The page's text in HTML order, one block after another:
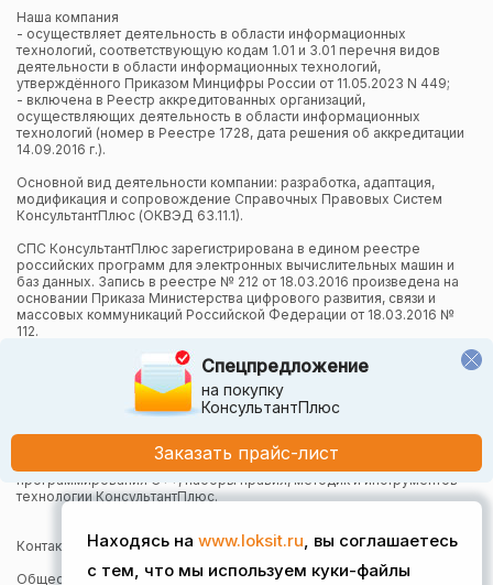
Находясь на www.loksit.ru, вы соглашаетесь
с тем, что мы используем куки-файлы
Наша компания
- осуществляет деятельность в области информационных
технологий, соответствующую кодам 1.01 и 3.01 перечня видов
деятельности в области информационных технологий,
утверждённого Приказом Минцифры России от 11.05.2023 N 449;
- включена в Реестр аккредитованных организаций,
осуществляющих деятельность в области информационных
технологий (номер в Реестре 1728, дата решения об аккредитации
14.09.2016 г.).
Основной вид деятельности компании: разработка, адаптация,
модификация и сопровождение Справочных Правовых Систем
КонсультантПлюс (ОКВЭД 63.11.1).
СПС КонсультантПлюс зарегистрирована в едином реестре
российских программ для электронных вычислительных машин и
баз данных. Запись в реестре № 212 от 18.03.2016 произведена на
основании Приказа Министерства цифрового развития, связи и
массовых коммуникаций Российской Федерации от 18.03.2016 №
112.
Компания осуществляет также и другие виды деятельности в
области информационных технологий.
Компания в рамках осуществления деятельности в области
информационных технологий (адаптация и модификация Систем
КонсультантПлюс) использует язык программирования Python,
СУБД, относящуюся к классу NoSQL-систем на языке
программирования C++, наборы правил, методик и инструментов
технологии КонсультантПлюс.
Контактная информация:
Общество с ограниченной ответственностью "Локсит"
Спецпредложение
на покупку
КонсультантПлюс
Заказать прайс-лист